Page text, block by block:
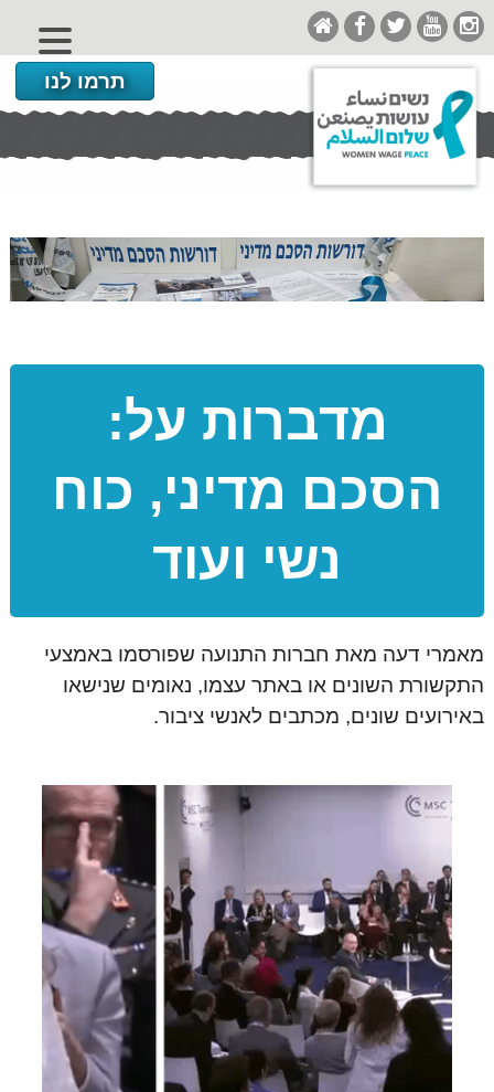
תרמו לנו
מדברות על:
הסכם מדיני, כוח
נשי ועוד
מאמרי דעה מאת חברות התנועה שפורסמו באמצעי
התקשורת השונים או באתר עצמו, נאומים שנישאו
באירועים שונים, מכתבים לאנשי ציבור.